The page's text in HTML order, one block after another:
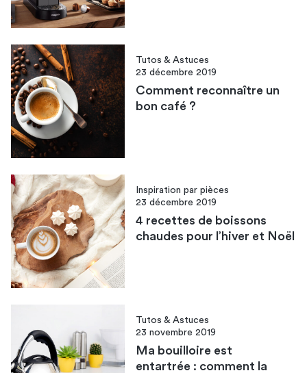
Tutos & Astuces
23 décembre 2019
Comment reconnaître un
bon café ?
Inspiration par pièces
23 décembre 2019
4 recettes de boissons
chaudes pour l’hiver et Noël
Tutos & Astuces
23 novembre 2019
Ma bouilloire est
entartrée : comment la